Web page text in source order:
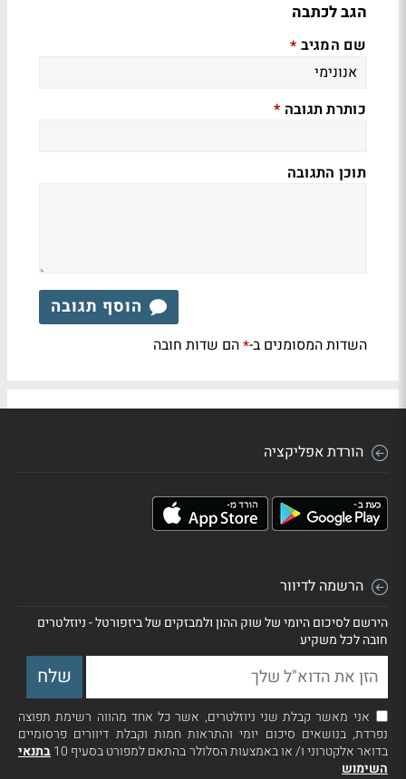
הגב לכתבה
שם המגיב *
כותרת תגובה *
תוכן התגובה
הוסף תגובה
השדות המסומנים ב-*הם שדות חובה
הורדת אפליקציה
הרשמה לדיוור
הירשם לסיכום היומי של שוק ההון ולמבזקים של ביזפורטל - ניוזלטרים
חובה לכל משקיע
אני מאשר קבלת שני ניוזלטרים, אשר כל אחד מהווה רשימת תפוצה
נפרדת, בנושאים סיכום יומי והתראות חמות וקבלת דיוורים פרסומיים
בדואר אלקטרוני ו/ או באמצעות הסלולר בהתאם למפורט בסעיף 10
בתנאי
השימוש